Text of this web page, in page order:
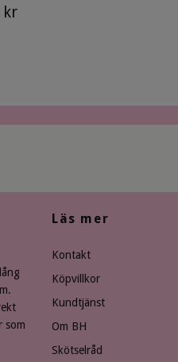
kr
som
Läs mer
Kontakt
Köpvillkor
Kundtjänst
Om BH
Skötselråd